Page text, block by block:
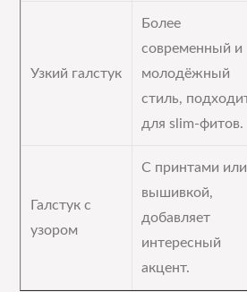
Узкий галстук
Более
современный и
молодёжный
стиль,
для slim-фитов.
Галстук с
узором
С принтами или
вышивкой,
добавляет
интересный
акцент.